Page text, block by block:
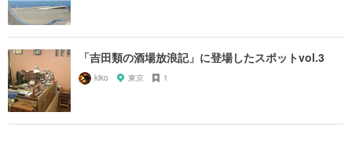
「吉田類の酒場放浪記」に登場したスポットvol.3
kiko 東京 1